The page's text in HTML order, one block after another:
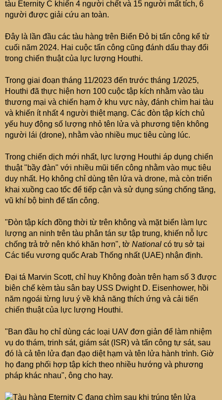
tàu Eternity C khiến 4 người chết và 15 người mất tích, 6
người được giải cứu an toàn.
Đây là lần đầu các tàu hàng trên Biển Đỏ bị tấn công kể từ
cuối năm 2024. Hai cuộc tấn công cũng đánh dấu thay đổi
trong chiến thuật của lực lượng Houthi.
Trong giai đoạn tháng 11/2023 đến trước tháng 1/2025,
Houthi đã thực hiện hơn 100 cuộc tập kích nhằm vào tàu
thương mại và chiến hạm ở khu vực này, đánh chìm hai tàu
và khiến ít nhất 4 người thiệt mạng. Các đòn tập kích chủ
yếu huy động số lượng nhỏ tên lửa và phương tiện không
người lái (drone), nhằm vào nhiều mục tiêu cùng lúc.
Trong chiến dịch mới nhất, lực lượng Houthi áp dụng chiến
thuật "bầy đàn" với nhiều mũi tiến công nhằm vào mục tiêu
duy nhất. Họ không chỉ dùng tên lửa và drone, mà còn triển
khai xuồng cao tốc để tiếp cận và sử dụng súng chống tăng,
vũ khí bộ binh để tấn công.
"Đòn tập kích đồng thời từ trên không và mặt biển làm lực
lượng an ninh trên tàu phân tán sự tập trung, khiến nỗ lực
chống trả trở nên khó khăn hơn", tờ National có trụ sở tại
Các tiểu vương quốc Arab Thống nhất (UAE) nhận định.
Đại tá Marvin Scott, chỉ huy Không đoàn trên hạm số 3 được
biên chế kèm tàu sân bay USS Dwight D. Eisenhower, hồi
năm ngoái từng lưu ý về khả năng thích ứng và cải tiến
chiến thuật của lực lượng Houthi.
"Ban đầu họ chỉ dùng các loại UAV đơn giản để làm nhiệm
vụ do thám, trinh sát, giám sát (ISR) và tấn công tự sát, sau
đó là cả tên lửa đạn đạo diệt hạm và tên lửa hành trình. Giờ
họ đang phối hợp tập kích theo nhiều hướng và phương
pháp khác nhau", ông cho hay.